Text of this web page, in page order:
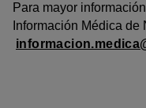
Para mayor
Información Médica de